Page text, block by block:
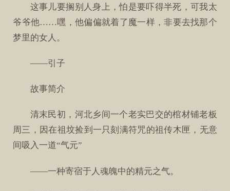
这事儿要搁别人身上，怕是要吓得半死，可我太
爷爷他……嘿，他偏偏就着了魔一样，非要去找那个
梦里的女人。
——引子
故事简介
清末民初，河北乡间一个老实巴交的棺材铺老板
周三，因在祖坟捡到一只刻满符咒的祖传木匣，无意
间吸入一道“气元”
——一种寄宿于人魂魄中的精元之气。